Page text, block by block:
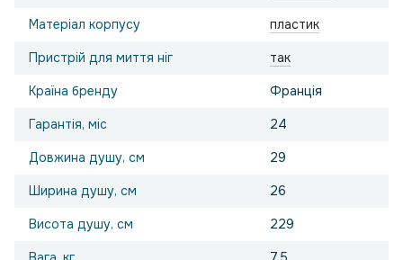
Матеріал корпусу пластик
Пристрій для миття ніг так
Країна бренду Франція
Гарантія, міс 24
Довжина душу, см 29
Ширина душу, см 26
Висота душу, см 229